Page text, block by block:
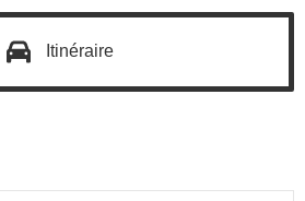
Itinéraire